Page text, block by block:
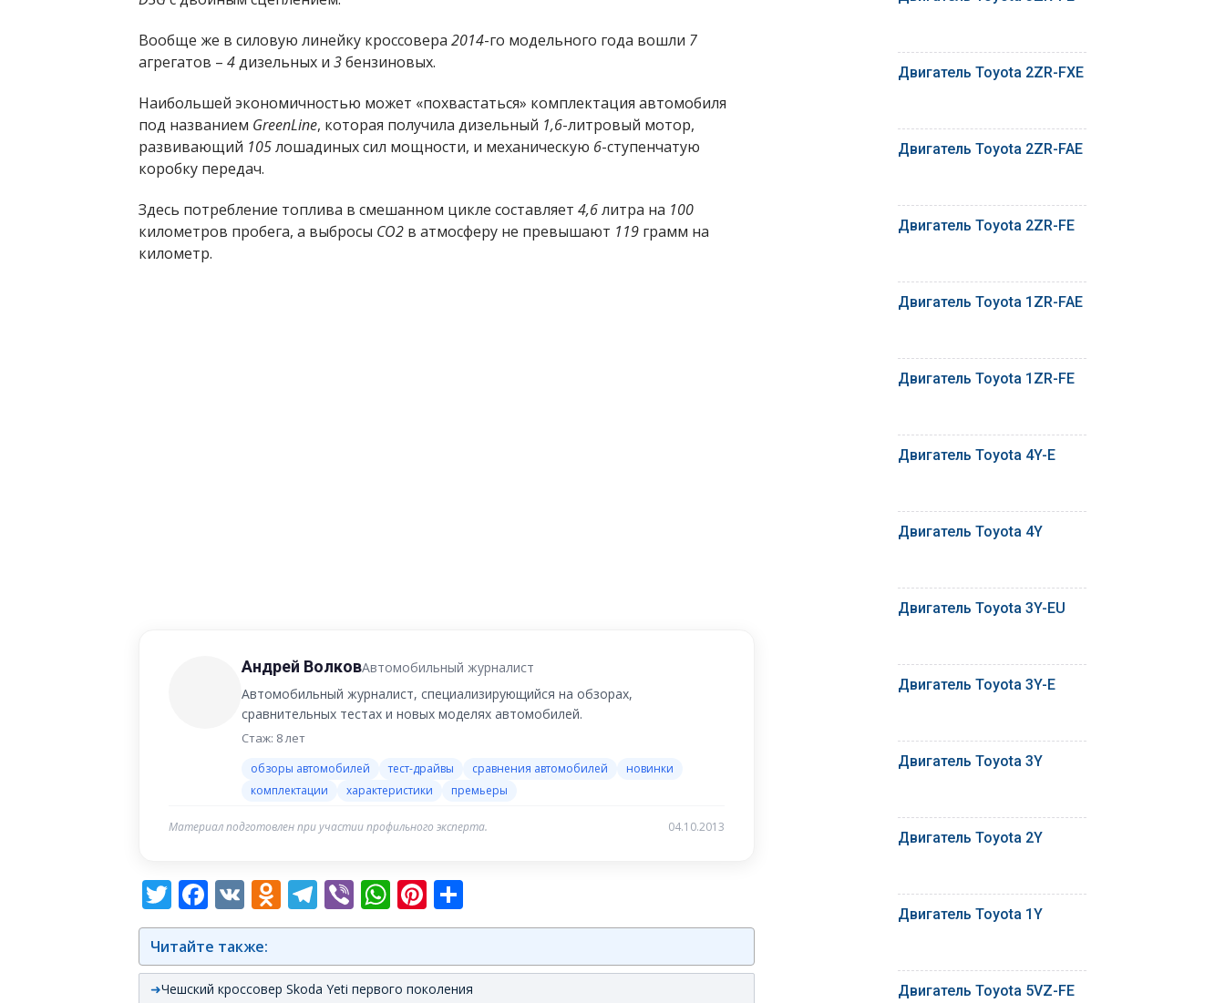
Вообще же в силовую линейку кроссовера 2014-го модельного года вошли 7
агрегатов – 4дизельных и 3бензиновых.
Наибольшей экономичностью может «похвастаться» комплектация автомобиля
под названием GreenLine, которая получила дизельный 1,6-литровый мотор,
развивающий 105лошадиных сил мощности, и механическую 6-ступенчатую
коробку передач.
Здесь потребление топлива в смешанном цикле составляет 4,6литра на 100
километров пробега, а выбросы CO2 в атмосферу не превышают 119 грамм на
километр.
Андрей ВолковАвтомобильный журналист
Автомобильный журналист, специализирующийся на обзорах,
сравнительных тестах и новых моделях автомобилей.
Стаж: 8 лет
обзоры автомобилей тест-драйвы сравнения автомобилей
новинки
комплектации
характеристики премьеры
Материал подготовлен при участии профильного эксперта. 04.10.2013
Twitter
Facebook
VK Odnoklassniki
Telegram
ViberWhatsApp
Pinterest
Читайте также:
Чешский кроссовер Skoda Yeti первого поколения
Двигатель Toyota 2ZR-FXE
Двигатель Toyota 2ZR-FAE
Двигатель Toyota 2ZR-FE
Двигатель Toyota 1ZR-FAE
Двигатель Toyota 1ZR-FE
Двигатель Toyota 4Y-E
Двигатель Toyota 4Y
Двигатель Toyota 3Y-EU
Двигатель Toyota 3Y-E
Двигатель Toyota 3Y
Двигатель Toyota 2Y
Двигатель Toyota 1Y
Двигатель Toyota 5VZ-FE